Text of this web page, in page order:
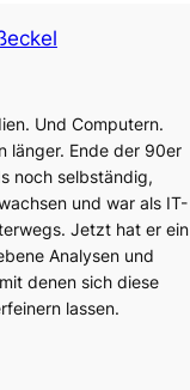
Und Computern.
länger. Ende der 90er
noch selbständig,
und war als IT-
Jetzt hat er ein
Analysen und
denen sich diese
lassen.